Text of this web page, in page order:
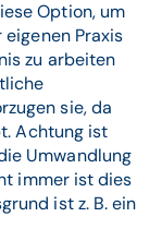
Option, um
Praxis
zu arbeiten
sie, da
Achtung ist
Umwandlung
immer ist dies
ist z. B. ein